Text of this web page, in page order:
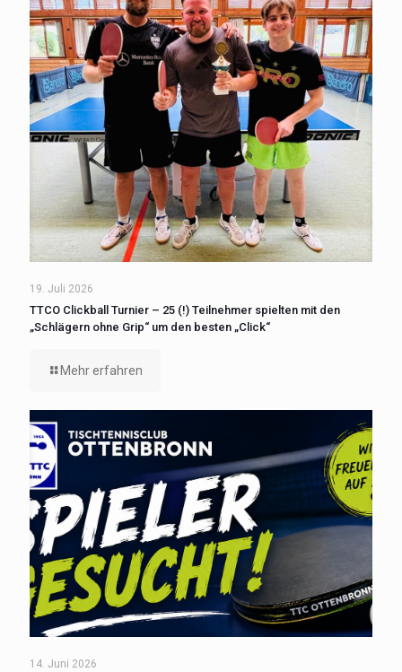
19. Juli 2026
TTCO Clickball Turnier – 25 (!) Teilnehmer spielten mit den
„Schlägern ohne Grip“ um den besten „Click“
Mehr erfahren
14. Juni 2026